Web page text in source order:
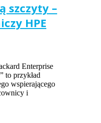
szczyty –
HPE
Enterprise
to przykład
wspierającego
i